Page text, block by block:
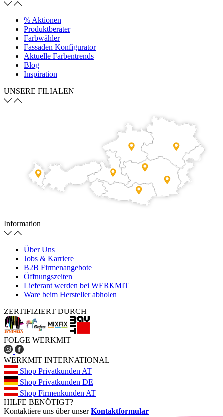
% Aktionen
Produktberater
Farbwähler
Fassaden Konfigurator
Aktuelle Farbentrends
Blog
Inspiration
UNSERE FILIALEN
Information
Über Uns
Jobs & Karriere
B2B Firmenangebote
Öffnungszeiten
Lieferant werden bei WERKMIT
Ware beim Hersteller abholen
ZERTIFIZIERT DURCH
FOLGE WERKMIT
WERKMIT INTERNATIONAL
Shop Privatkunden AT
Shop Privatkunden DE
Shop Firmenkunden AT
HILFE BENÖTIGT?
Kontaktiere uns über unserKontaktformular